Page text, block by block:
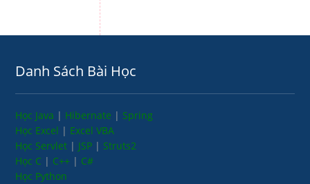
Danh Sách Bài Học
Học Java | Hibernate | Spring
Học Excel | Excel VBA
Học Servlet | JSP | Struts2
Học C | C++ | C#
Học Python